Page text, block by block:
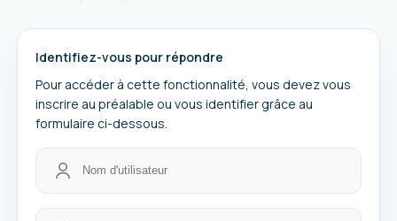
Identifiez-vous pour répondre
Pour accéder à cette fonctionnalité, vous devez vous
inscrire au préalable ou vous identifier grâce au
formulaire ci-dessous.